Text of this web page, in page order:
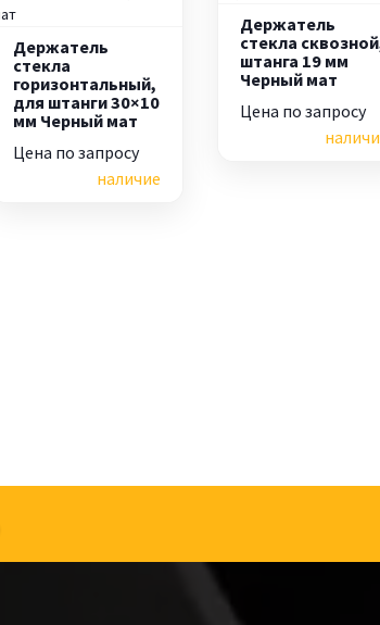
Держатель
стекла
горизонтальный,
для штанги 30×10
мм Черный мат
Цена по запросу
наличие
Держатель
стекла
штанга 19 мм
Черный мат
Цена по запросу